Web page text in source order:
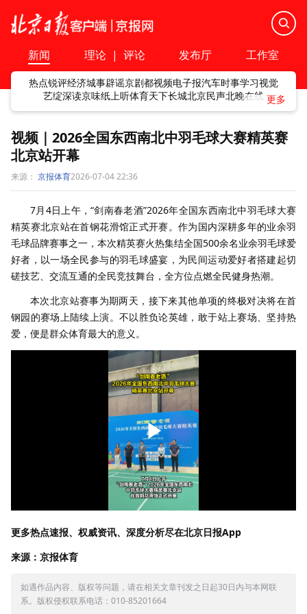
新闻 理论 | 评论 发布厅 工作室
热点锐评经济城事辟谣京剧都视频电子报汽车时事学习视觉
艺绽深读京味纸上听体育天下长城北京民声北晚在线
视频｜2026全国东西南北中羽毛球大赛精英赛
北京站开幕
来源： 京报体育2026-07-04 22:36
7月4日上午，“剑南春老酒”2026年全国东西南北中羽毛球大赛
精英赛北京站在首钢花滑馆正式开赛。作为国内深耕多年的业余羽
毛球品牌赛事之一，本次精英赛火热集结全国500余名业余羽毛球爱
好者，以一场全民参与的羽毛球盛宴，为民间运动爱好者搭建起切
磋技艺、交流互通的全民竞技舞台，全方位点燃全民健身热潮。
本次北京站赛事为期两天，接下来其他单项的终极对决将在首
钢园的赛场上陆续上演。不以胜负论英雄，敢于站上赛场、坚持热
爱，便是群众体育最大的意义。
更多热点速报、权威资讯、深度分析尽在北京日报App
来源：京报体育
如遇作品内容、版权等问题，请在相关文章刊发之日起30日内与本网联
系。版权侵权联系电话：010-85201664